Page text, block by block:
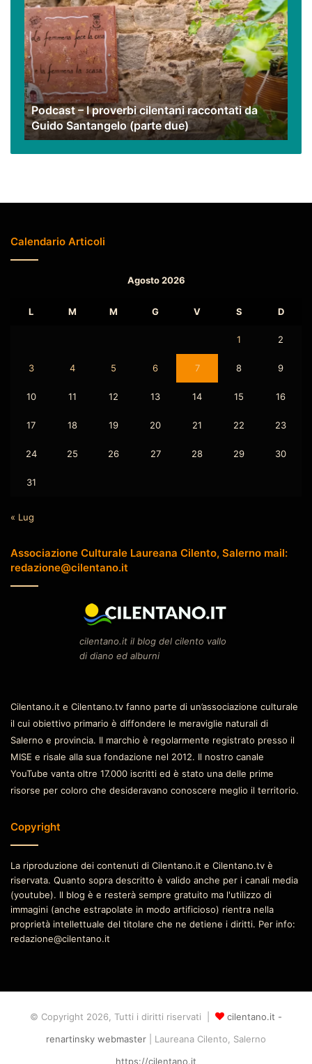
–
I
proverbi
cilentani
raccontati
da
Guido
Santangelo
(parte
due)
Podcast – I proverbi cilentani raccontati da
Guido Santangelo (parte due)
Calendario Articoli
Agosto 2026
L M M G V S D
1 2
3 4 5 6 7 8 9
10 11 12 13 14 15 16
17 18 19 20 21 22 23
24 25 26 27 28 29 30
31
« Lug
Associazione Culturale Laureana Cilento, Salerno mail:
redazione@cilentano.it
cilentano.it il blog del cilento vallo
di diano ed alburni
Cilentano.it e Cilentano.tv fanno parte di un’associazione culturale
il cui obiettivo primario è diffondere le meraviglie naturali di
Salerno e provincia. Il marchio è regolarmente registrato presso il
MISE e risale alla sua fondazione nel 2012. Il nostro canale
YouTube vanta oltre 17.000 iscritti ed è stato una delle prime
risorse per coloro che desideravano conoscere meglio il territorio.
Copyright
La riproduzione dei contenuti di Cilentano.it e Cilentano.tv è
riservata. Quanto sopra descritto è valido anche per i canali media
(youtube). Il blog è e resterà sempre gratuito ma l'utilizzo di
immagini (anche estrapolate in modo artificioso) rientra nella
proprietà intellettuale del titolare che ne detiene i diritti. Per info:
redazione@cilentano.it
© Copyright 2026, Tutti i diritti riservati |
cilentano.it -
renartinsky webmaster | Laureana Cilento, Salerno
https://cilentano.it